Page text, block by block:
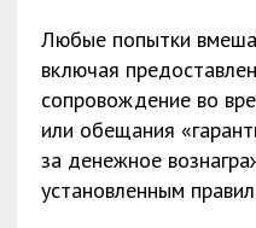
Любые попытки
включая
сопровождение во
или обещания
за денежное
установленным